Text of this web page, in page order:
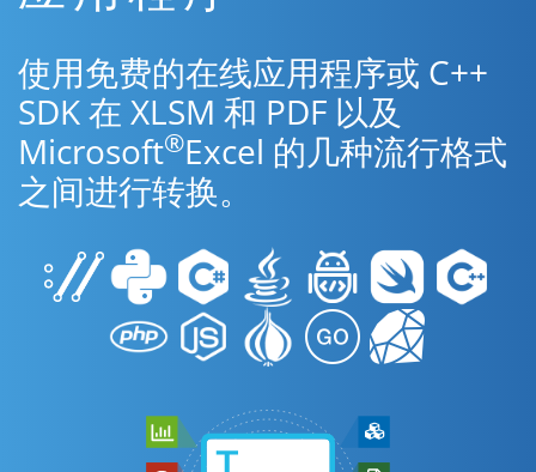
使用免费的在线应用程序或 C++
SDK 在 XLSM 和 PDF 以及
Microsoft®Excel 的几种流行格式
之间进行转换。